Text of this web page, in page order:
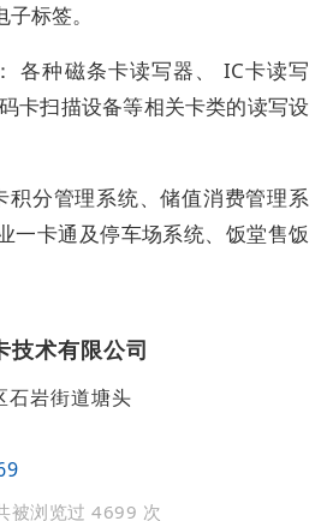
标签。
各种磁条卡读写器、 IC卡读写
卡扫描设备等相关卡类的读写设
积分管理系统、储值消费管理系
一卡通及停车场系统、饭堂售饭
技术有限公司
石岩街道塘头
被浏览过 4699 次